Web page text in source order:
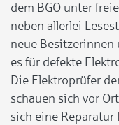
dem BGO unter
neben allerlei
neue
es für defekte
Die Elektroprüfer
schauen sich vor
sich eine Reparatur